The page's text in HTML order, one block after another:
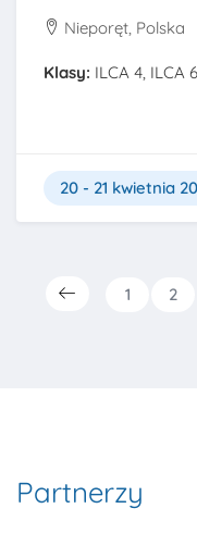
Nieporęt, Polska
Klasy: ILCA 4, ILCA
20 - 21 kwietnia
1 2
Partnerzy